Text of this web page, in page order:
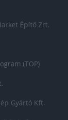
Építő Zrt.
(TOP)
Gyártó Kft.